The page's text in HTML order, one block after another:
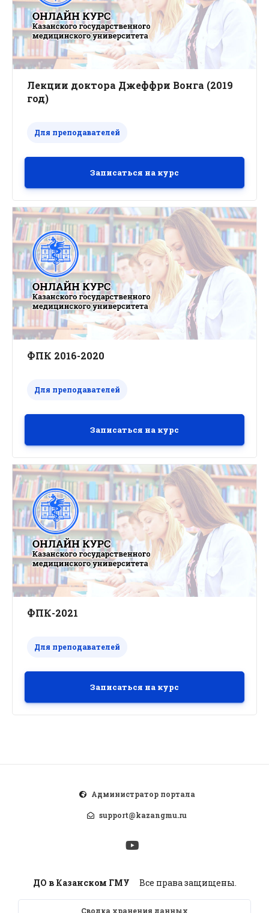
Лекции доктора Джеффри Вонга (2019
год)
Для преподавателей
Записаться на курс
ФПК 2016-2020
Для преподавателей
Записаться на курс
ФПК-2021
Для преподавателей
Записаться на курс
Администратор портала
support@kazangmu.ru
ДО в Казанском ГМУ Все права защищены.
Сводка хранения данных